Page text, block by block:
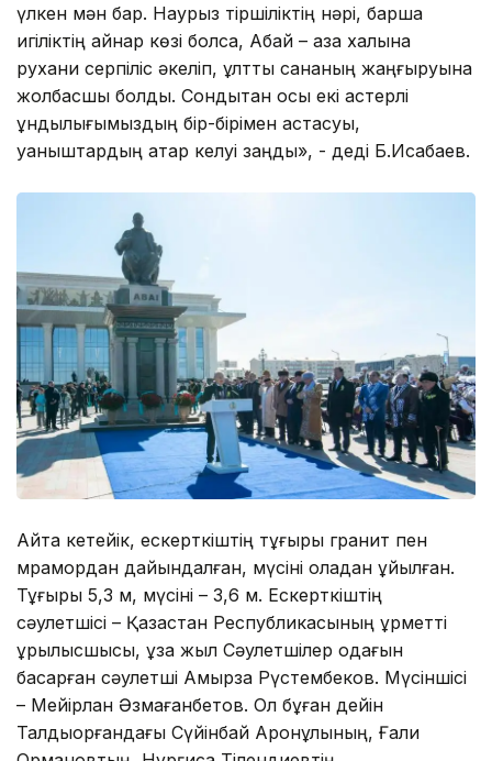
үлкен мән бар. Наурыз тіршіліктің нәрі, барша
игіліктің қайнар көзі болса, Абай – қазақ халқына
рухани серпіліс әкеліп, ұлттық сананың жаңғыруына
жолбасшы болды. Сондықтан осы екі қастерлі
құндылығымыздың бір-бірімен астасуы,
қуаныштардың қатар келуі заңды», - деді Б.Исабаев.
Айта кетейік, ескерткіштің тұғыры гранит пен
мрамордан дайындалған, мүсіні қоладан құйылған.
Тұғыры 5,3 м, мүсіні – 3,6 м. Ескерткіштің
сәулетшісі – Қазақстан Республикасының құрметті
құрылысшысы, ұзақ жыл Сәулетшілер одағын
басқарған сәулетші Ақмырза Рүстембеков. Мүсіншісі
– Мейірлан Әзмағанбетов. Ол бұған дейін
Талдықорғандағы Сүйінбай Аронұлының, Ғали